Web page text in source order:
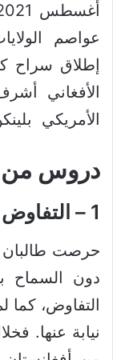
عواصم
إطلاق سراح
الأفغاني
الأمريكي
دروس من
1 – التفاوض المباشر دون وسيط
حرصت طالبان
دون السماح
التفاوض، كما
نيابة عنها.